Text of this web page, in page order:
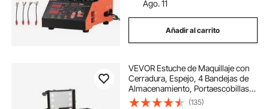
Ago. 11
Añadir al carrito
VEVOR Estuche de Maquillaje con
Cerradura, Espejo, 4 Bandejas de
Almacenamiento, Portaescobillas,
Caja de Almacenamiento de
(135)